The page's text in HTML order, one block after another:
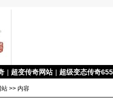
| 超变传奇网站 | 超级变态传奇
站 >> 内容